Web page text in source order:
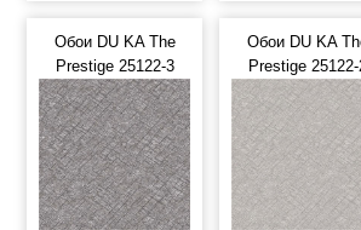
Обои DU KA The
Prestige 25122-3
Обои DU KA
Prestige 25122-